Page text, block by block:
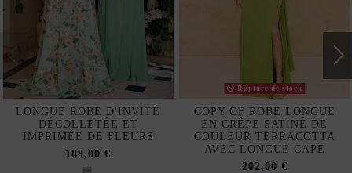
LONGUE ROBE D'INVITÉ
DÉCOLLETÉE ET
IMPRIMÉE DE FLEURS
189,00 €
Rupture de stock
COPY OF ROBE LONGUE
EN CRÊPE SATINÉ DE
COULEUR TERRACOTTA
AVEC LONGUE CAPE
202,00 €